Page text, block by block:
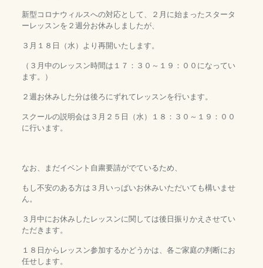
新型コロナウィルスへの対応として、２月に始まったスタータ
ーレッスンを２週分お休みしましたが、
３月１８日（水）より再開いたします。
（３月中のレッスン時間は１７：３０～１９：００になってい
ます。）
２週お休みした分は後ろにずれてレッスンを行います。
スクールの説明会は３月２５日（水）１８：３０～１９：００
に行います。
なお、まだイベント自粛要請がでているため、
もし不安のある方は３月いっぱいお休みいただいても構いませ
ん。
３月中にお休みしたレッスンに関しては後日振りかえさせてい
ただきます。
１８日からレッスン参加するかどうかは、各ご家庭の判断にお
任せします。